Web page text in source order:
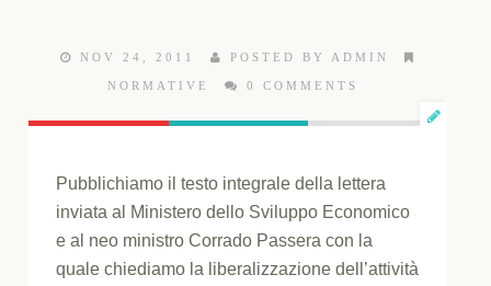
NOV 24, 2011 POSTED BY ADMIN
NORMATIVE 0 COMMENTS
Pubblichiamo il testo integrale della lettera
inviata al Ministero dello Sviluppo Economico
e al neo ministro Corrado Passera con la
quale chiediamo la liberalizzazione dell’attività